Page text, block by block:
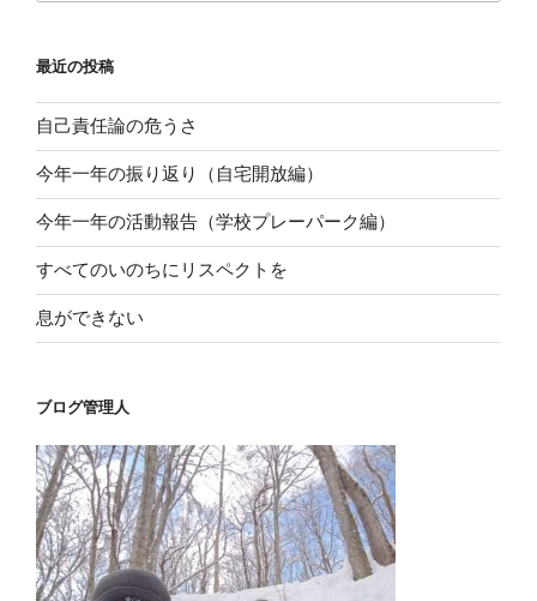
最近の投稿
自己責任論の危うさ
今年一年の振り返り（自宅開放編）
今年一年の活動報告（学校プレーパーク編）
すべてのいのちにリスペクトを
息ができない
ブログ管理人